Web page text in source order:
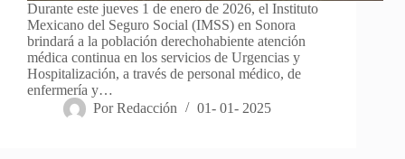
Durante este jueves 1 de enero de 2026, el Instituto
Mexicano del Seguro Social (IMSS) en Sonora
brindará a la población derechohabiente atención
médica continua en los servicios de Urgencias y
Hospitalización, a través de personal médico, de
enfermería y…
Por Redacción 01- 01- 2025